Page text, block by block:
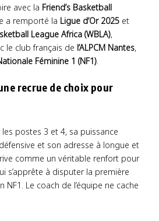
avec la Friend’s Basketball
a remporté la Ligue d’Or 2025 et
League Africa (WBLA),
le club français de l’ALPCM Nantes,
Féminine 1 (NF1).
recrue de choix pour
postes 3 et 4, sa puissance
et son adresse à longue et
comme un véritable renfort pour
s’apprête à disputer la première
Le coach de l’équipe ne cache